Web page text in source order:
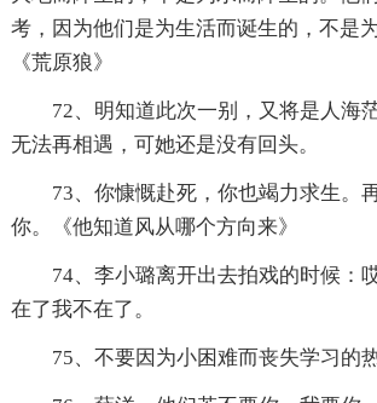
考，因为他们是为生活而诞生的，不是
《荒原狼》
72、明知道此次一别，又将是人海
无法再相遇，可她还是没有回头。
73、你慷慨赴死，你也竭力求生。
你。《他知道风从哪个方向来》
74、李小璐离开出去拍戏的时候：
在了我不在了。
75、不要因为小困难而丧失学习的热